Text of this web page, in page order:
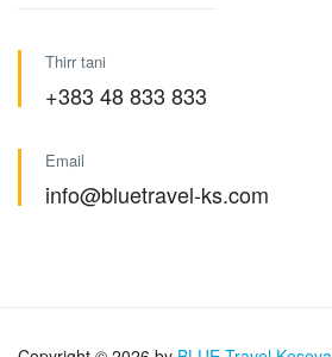
Thirr tani
+383 48 833 833
Email
info@bluetravel-ks.com